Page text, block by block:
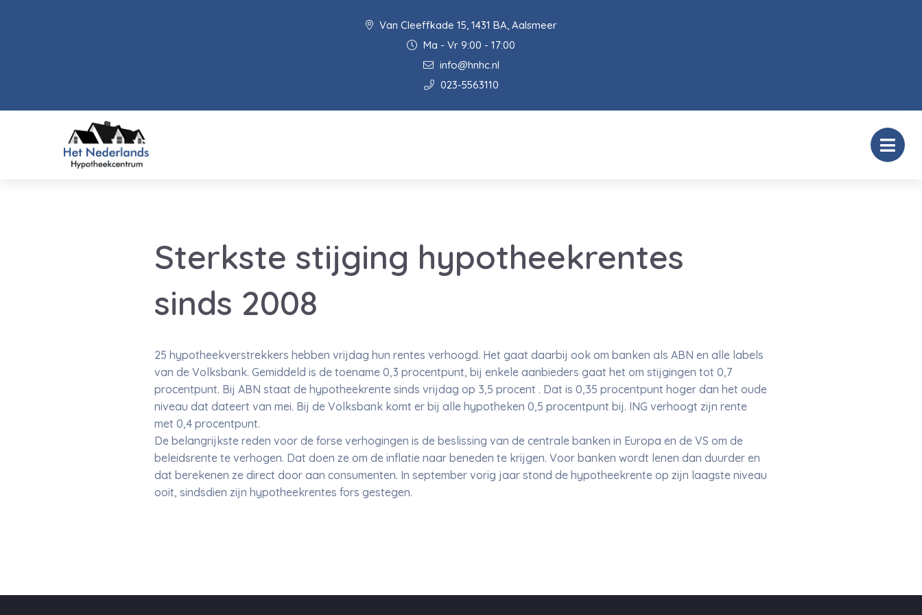
Van Cleeffkade 15, 1431 BA, Aalsmeer
Ma - Vr 9:00 - 17:00
info@hnhc.nl
023-5563110
Sterkste stijging hypotheekrentes
sinds 2008
25 hypotheekverstrekkers hebben vrijdag hun rentes verhoogd. Het gaat daarbij ook om banken als ABN en alle labels
van de Volksbank. Gemiddeld is de toename 0,3 procentpunt, bij enkele aanbieders gaat het om stijgingen tot 0,7
procentpunt. Bij ABN staat de hypotheekrente sinds vrijdag op 3,5 procent . Dat is 0,35 procentpunt hoger dan het oude
niveau dat dateert van mei. Bij de Volksbank komt er bij alle hypotheken 0,5 procentpunt bij. ING verhoogt zijn rente
met 0,4 procentpunt.
De belangrijkste reden voor de forse verhogingen is de beslissing van de centrale banken in Europa en de VS om de
beleidsrente te verhogen. Dat doen ze om de inflatie naar beneden te krijgen. Voor banken wordt lenen dan duurder en
dat berekenen ze direct door aan consumenten. In september vorig jaar stond de hypotheekrente op zijn laagste niveau
ooit, sindsdien zijn hypotheekrentes fors gestegen.